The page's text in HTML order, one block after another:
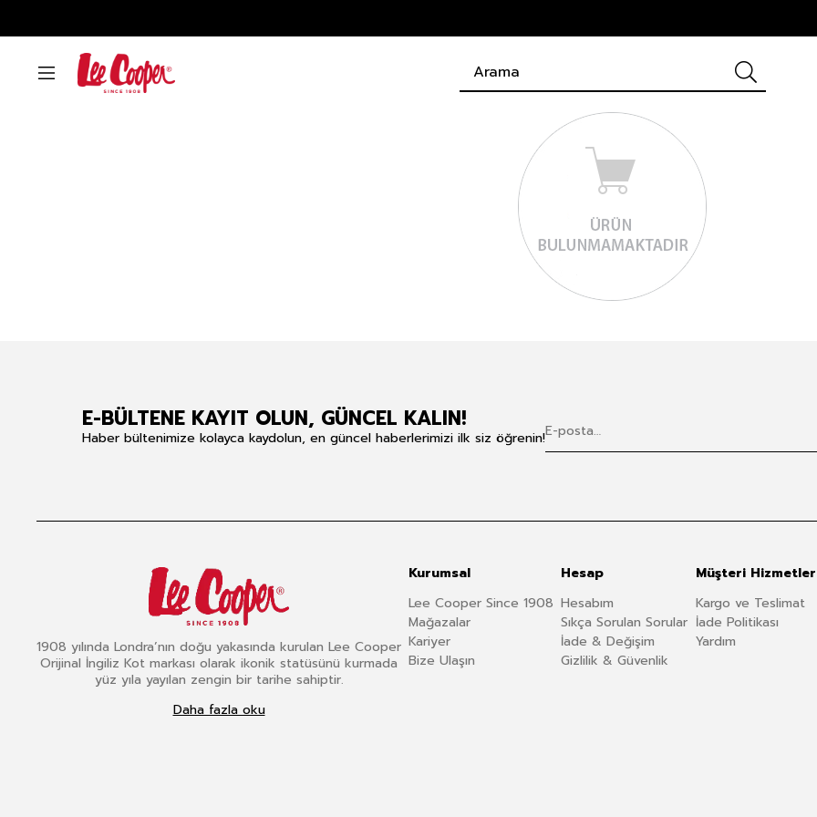
E-BÜLTENE KAYIT OLUN, GÜNCEL KALIN!
Haber bültenimize kolayca kaydolun, en güncel haberlerimizi ilk siz öğrenin!
1908 yılında Londra’nın doğu yakasında kurulan Lee Cooper
Orijinal İngiliz Kot markası olarak ikonik statüsünü kurmada
yüz yıla yayılan zengin bir tarihe sahiptir.
Daha fazla oku
Kurumsal
Lee Cooper Since 1908
Mağazalar
Kariyer
Bize Ulaşın
Hesap
Hesabım
Sıkça Sorulan Sorular
İade & Değişim
Gizlilik & Güvenlik
Müşteri
Kargo ve Teslimat
İade Politikası
Yardım